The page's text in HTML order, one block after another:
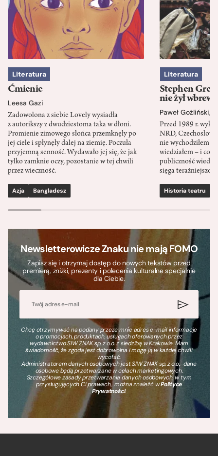
Literatura
Ćmienie
Leesa Gazi
Zadowolona z siebie Lovely wysiadła
z autorikszy z dwudziestoma taka w dłoni.
Promienie zimowego słońca przemknęły po
jej ciele i spłynęły dalej na ziemię. Poczuła
przyjemną senność. Wydawało jej się, że jak
tylko zamknie oczy, pozostanie w tej chwili
przez wieczność.
Azja Bangladesz
Literatura
Stephen
nie żył wbrew
Paweł Goźliński,
Przed 1989 r.
NRD,
nie wychodziłem
wiedziałem – i co
publiczność
sięga
Historia teatru
Newsletterowicze Znaku nie mają FOMO
Zapisz się i otrzymaj dostęp do nowych tekstów przed
premierą, zniżki, prezenty i polecenia kulturalne specjalnie
dla Ciebie.
Chcę otrzymywać na podany przeze mnie adres e-mail informacje
o promocjach, produktach, usługach oferowanych przez
wydawnictwo SIW ZNAK sp. z o.o. z siedzibą w Krakowie. Mam
świadomość, że zgoda jest dobrowolna i mogę ją w każdej chwili
wycofać.
Administratorem danych osobowych jest SIW ZNAK sp. z o.o., dane
osobowe będą przetwarzane w celach marketingowych.
Szczegółowe zasady przetwarzania danych osobowych, w tym
przysługujących Ci prawach, można znaleźć wPolityce
Prywatności.